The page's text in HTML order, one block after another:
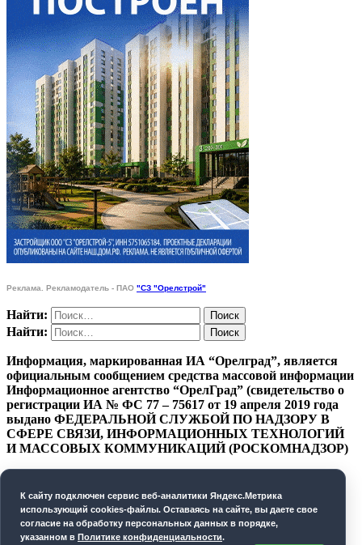
Реклама. Рекламодатель - ПАО "СЗ "Орелстрой"
Найти:
Найти:
Информация, маркированная ИА “Орелград”, является
официальным сообщением средства массовой информации
Информационное агентство “ОрелГрад” (свидетельство о
регистрации ИА № ФС 77 – 75617 от 19 апреля 2019 года
выдано ФЕДЕРАЛЬНОЙ СЛУЖБОЙ ПО НАДЗОРУ В
СФЕРЕ СВЯЗИ, ИНФОРМАЦИОННЫХ ТЕХНОЛОГИЙ
И МАССОВЫХ КОММУНИКАЦИЙ (РОСКОМНАДЗОР)
СОГЛАСИЕ НА ОБРАБОТКУ ПЕРСОНАЛЬНЫХ
ДАННЫХ
К cайту подключен сервис веб-аналитики Яндекс.Метрика
использующий cookies-файлы. Оставаясь на сайте, вы даете свое
согласие на обработку персональных данных в порядке,
указанном в Политике конфиденциальности.